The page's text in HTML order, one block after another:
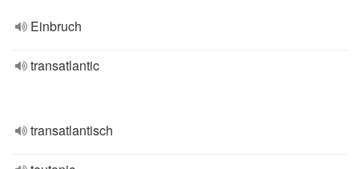
Einbruch
transatlantic
transatlantisch